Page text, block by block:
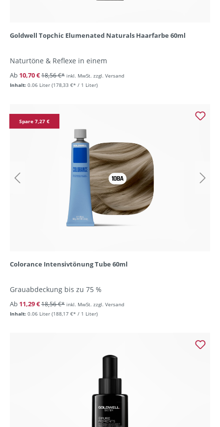
Goldwell Topchic Elumenated Naturals Haarfarbe 60ml
Naturtöne & Reflexe in einem
Inhalt: 0.06 Liter (178,33 €* / 1 Liter)
Ab 10,70 €18,56 €* inkl. MwSt. zzgl. Versand
Spare 7,27 €
Colorance Intensivtönung Tube 60ml
Grauabdeckung bis zu 75 %
Inhalt: 0.06 Liter (188,17 €* / 1 Liter)
Ab 11,29 €18,56 €* inkl. MwSt. zzgl. Versand